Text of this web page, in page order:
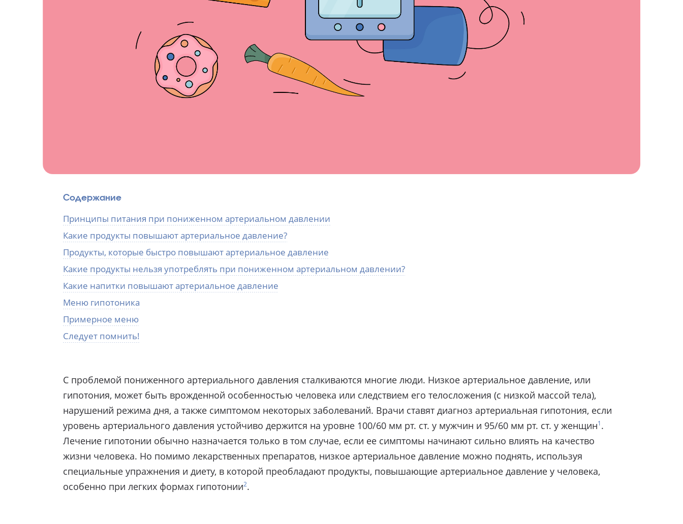
Содержание
Принципы питания при пониженном артериальном давлении
Какие продукты повышают артериальное давление?
Продукты, которые быстро повышают артериальное давление
Какие продукты нельзя употреблять при пониженном артериальном давлении?
Какие напитки повышают артериальное давление
Меню гипотоника
Примерное меню
Следует помнить!
С проблемой пониженного артериального давления сталкиваются многие люди. Низкое артериальное давление, или
гипотония, может быть врожденной особенностью человека или следствием его телосложения (с низкой массой тела),
нарушений режима дня, а также симптомом некоторых заболеваний. Врачи ставят диагноз артериальная гипотония, если
уровень артериального давления устойчиво держится на уровне 100/60 мм рт. ст. у мужчин и 95/60 мм рт. ст. у женщин1.
Лечение гипотонии обычно назначается только в том случае, если ее симптомы начинают сильно влиять на качество
жизни человека. Но помимо лекарственных препаратов, низкое артериальное давление можно поднять, используя
специальные упражнения и диету, в которой преобладают продукты, повышающие артериальное давление у человека,
особенно при легких формах гипотонии2.